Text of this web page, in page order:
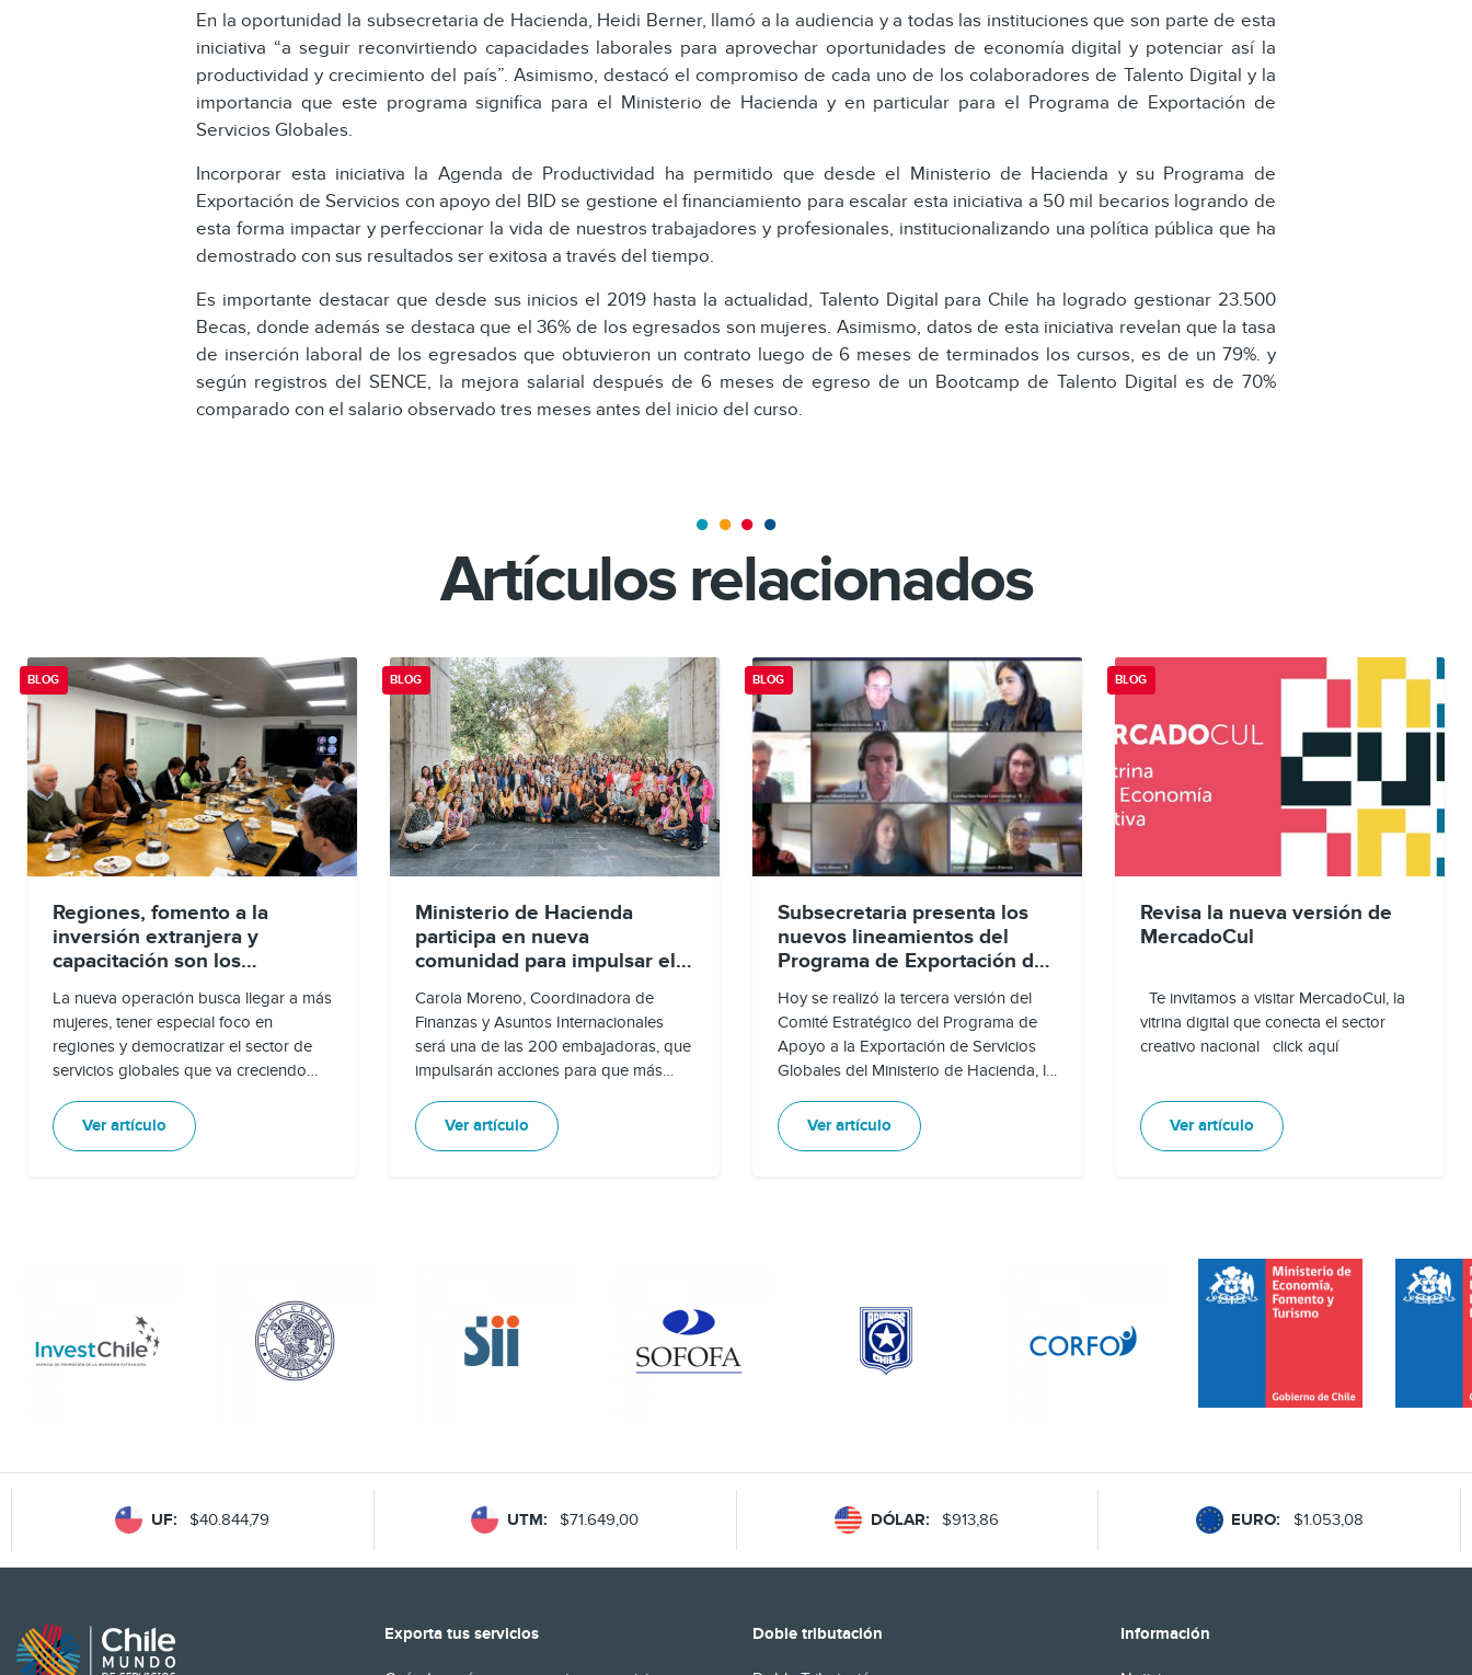
En la oportunidad la subsecretaria de Hacienda, Heidi Berner, llamó a la audiencia y a todas las instituciones que son parte de esta
iniciativa “a seguir reconvirtiendo capacidades laborales para aprovechar oportunidades de economía digital y potenciar así la
productividad y crecimiento del país”. Asimismo, destacó el compromiso de cada uno de los colaboradores de Talento Digital y la
importancia que este programa significa para el Ministerio de Hacienda y en particular para el Programa de Exportación de
Servicios Globales.
Incorporar esta iniciativa la Agenda de Productividad ha permitido que desde el Ministerio de Hacienda y su Programa de
Exportación de Servicios con apoyo del BID se gestione el financiamiento para escalar esta iniciativa a 50 mil becarios logrando de
esta forma impactar y perfeccionar la vida de nuestros trabajadores y profesionales, institucionalizando una política pública que ha
demostrado con sus resultados ser exitosa a través del tiempo.
Es importante destacar que desde sus inicios el 2019 hasta la actualidad, Talento Digital para Chile ha logrado gestionar 23.500
Becas, donde además se destaca que el 36% de los egresados son mujeres. Asimismo, datos de esta iniciativa revelan que la tasa
de inserción laboral de los egresados que obtuvieron un contrato luego de 6 meses de terminados los cursos, es de un 79%. y
según registros del SENCE, la mejora salarial después de 6 meses de egreso de un Bootcamp de Talento Digital es de 70%
comparado con el salario observado tres meses antes del inicio del curso.
Artículos relacionados
BLOG
Regiones, fomento a la
inversión extranjera y
capacitación son los
principales ejes del Programa
de Exportación de Servicios
para este año y futuro
La nueva operación busca llegar a más
mujeres, tener especial foco en
regiones y democratizar el sector de
servicios globales que va creciendo
Ver artículo
BLOG
Ministerio de Hacienda
participa en nueva
comunidad para impulsar el
femenino
Carola Moreno, Coordinadora de
Finanzas y Asuntos Internacionales
será una de las 200 embajadoras, que
impulsarán acciones para que más
oportunidades de este sector.
Ver artículo
BLOG
Subsecretaria presenta los
nuevos lineamientos del
Programa de Exportación de
Servicios Globales de Chile
Hoy se realizó la tercera versión del
Comité Estratégico del Programa de
Apoyo a la Exportación de Servicios
Globales del Ministerio de Hacienda, la
Subsecretaria de Hacienda, Claudia
Sanhueza y Mikael Larsson, en
Ver artículo
BLOG
Revisa la nueva versión de
MercadoCul
Te invitamos a visitar MercadoCul, la
vitrina digital que conecta el sector
creativo nacional click aquí
Ver artículo
UF: $40.844,79 UTM: $71.649,00 DÓLAR: $913,86 EURO: $1.053,08
Exporta tus servicios Doble tributación Información